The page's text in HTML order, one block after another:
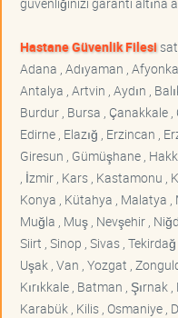
Hastane Güvenlik Filesi
Adana , Adıyaman ,
Antalya , Artvin , Aydın ,
Burdur , Bursa , Çanakkale ,
Edirne , Elazığ , Erzincan ,
Giresun , Gümüşhane ,
, İzmir , Kars , Kastamonu ,
Konya , Kütahya , Malatya
Muğla , Muş , Nevşehir ,
Siirt , Sinop , Sivas ,
Uşak , Van , Yozgat ,
Kırıkkale , Batman , Şırnak
Karabük , Kilis , Osmaniye ,